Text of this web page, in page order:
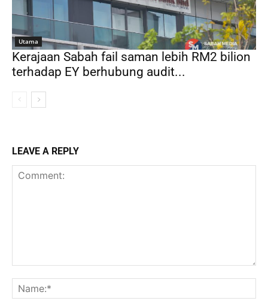
Utama
Kerajaan Sabah fail saman lebih RM2 bilion
terhadap EY berhubung audit...
LEAVE A REPLY